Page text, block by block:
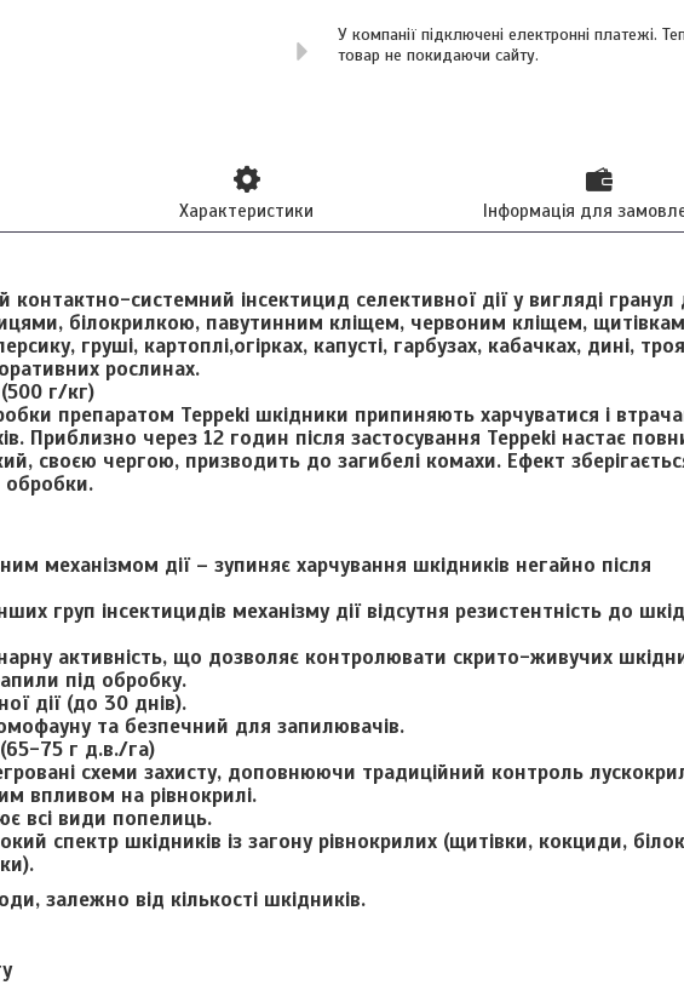
У компанії підключені електронні платежі.
товар не покидаючи сайту.
Характеристики Інформація для
контактно-системний інсектицид селективної дії у вигляді гранул
білокрилкою, павутинним кліщем, червоним кліщем,
груші, картоплі,огірках, капусті, гарбузах, кабачках, дині,
рослинах.
г/кг)
препаратом Teppeki шкідники припиняють харчуватися і
Приблизно через 12 годин після застосування Teppeki настає
своєю чергою, призводить до загибелі комахи. Ефект
обробки.
механізмом дії – зупиняє харчування шкідників негайно після
груп інсектицидів механізму дії відсутня резистентність до
активність, що дозволяє контролювати скрито-живучих
під обробку.
дії (до 30 днів).
та безпечний для запилювачів.
75 г д.в./га)
схеми захисту, доповнюючи традиційний контроль
впливом на рівнокрилі.
всі види попелиць.
спектр шкідників із загону рівнокрилих (щитівки, кокциди,
залежно від кількості шкідників.